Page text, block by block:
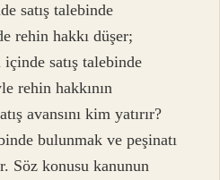
satış talebinde
rehin hakkı düşer;
içinde satış talebinde
rehin hakkının
avansını kim yatırır?
bulunmak ve peşinatı
Söz konusu kanunun